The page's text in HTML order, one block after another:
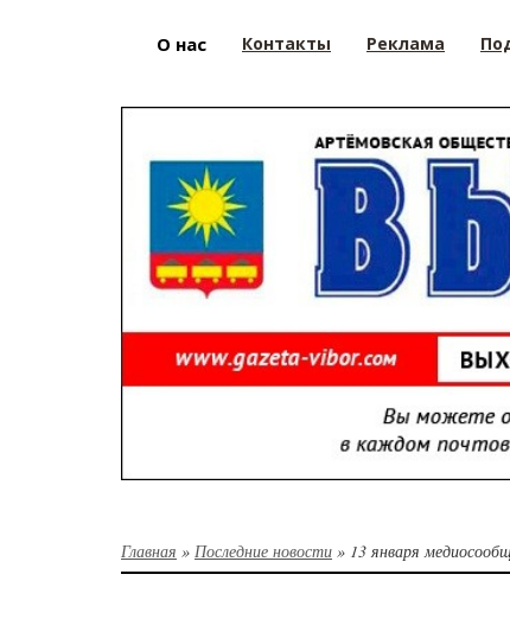
О нас Контакты Реклама
Главная » Последние новости » 13 января